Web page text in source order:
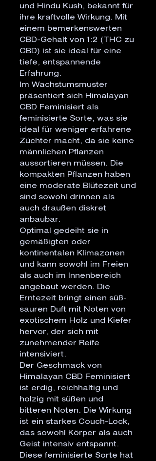
und Hindu Kush, bekannt für
ihre kraftvolle Wirkung. Mit
einem bemerkenswerten
CBD-Gehalt von 1:2 (THC zu
CBD) ist sie ideal für eine
tiefe, entspannende
Erfahrung.
Im Wachstumsmuster
präsentiert sich Himalayan
CBD Feminisiert als
feminisierte Sorte, was sie
ideal für weniger erfahrene
Züchter macht, da sie keine
männlichen Pflanzen
aussortieren müssen. Die
kompakten Pflanzen haben
eine moderate Blütezeit und
sind sowohl drinnen als
auch draußen diskret
anbaubar.
Optimal gedeiht sie in
gemäßigten oder
kontinentalen Klimazonen
und kann sowohl im Freien
als auch im Innenbereich
angebaut werden. Die
Erntezeit bringt einen süß-
sauren Duft mit Noten von
exotischem Holz und Kiefer
hervor, der sich mit
zunehmender Reife
intensiviert.
Der Geschmack von
Himalayan CBD Feminisiert
ist erdig, reichhaltig und
holzig mit süßen und
bitteren Noten. Die Wirkung
ist ein starkes Couch-Lock,
das sowohl Körper als auch
Geist intensiv entspannt.
Diese feminisierte Sorte hat